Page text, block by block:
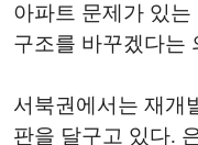
아파트 문제가 있는
구조를 바꾸겠다는
서북권에서는 재개
판을 달구고 있다.